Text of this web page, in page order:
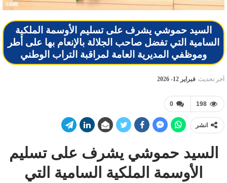
السيد حموشي يشرف على تسليم الأوسمة الملكية
السامية التي تفضل صاحب الجلالة بالإنعام بها على أطر
وموظفي المديرية العامة لمراقبة التراب الوطني
آخر تحديث فبراير 12- 2026
0 198
انشر
السيد حموشي يشرف على تسليم
الأوسمة الملكية السامية التي